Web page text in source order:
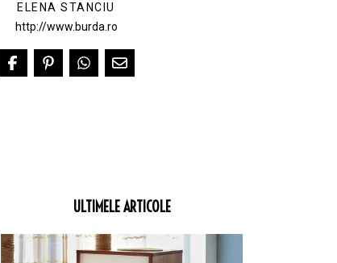
ELENA STANCIU
http://www.burda.ro
ULTIMELE ARTICOLE